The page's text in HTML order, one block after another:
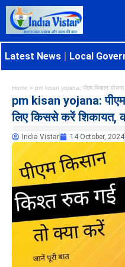
Latest News Local
Home » pm kisan yojana: पीएम किसान
pm kisan yojana:
लिए किससे करें शिकायत,
India Vistar 14 October, 2024